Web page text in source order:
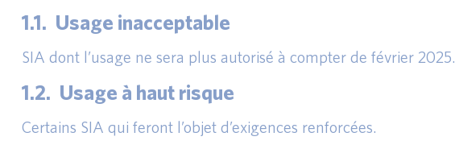
1.1. Usage inacceptable
SIA dont l’usage ne sera plus autorisé à compter de février 2025.
1.2. Usage à haut risque
Certains SIA qui feront l’objet d’exigences renforcées.